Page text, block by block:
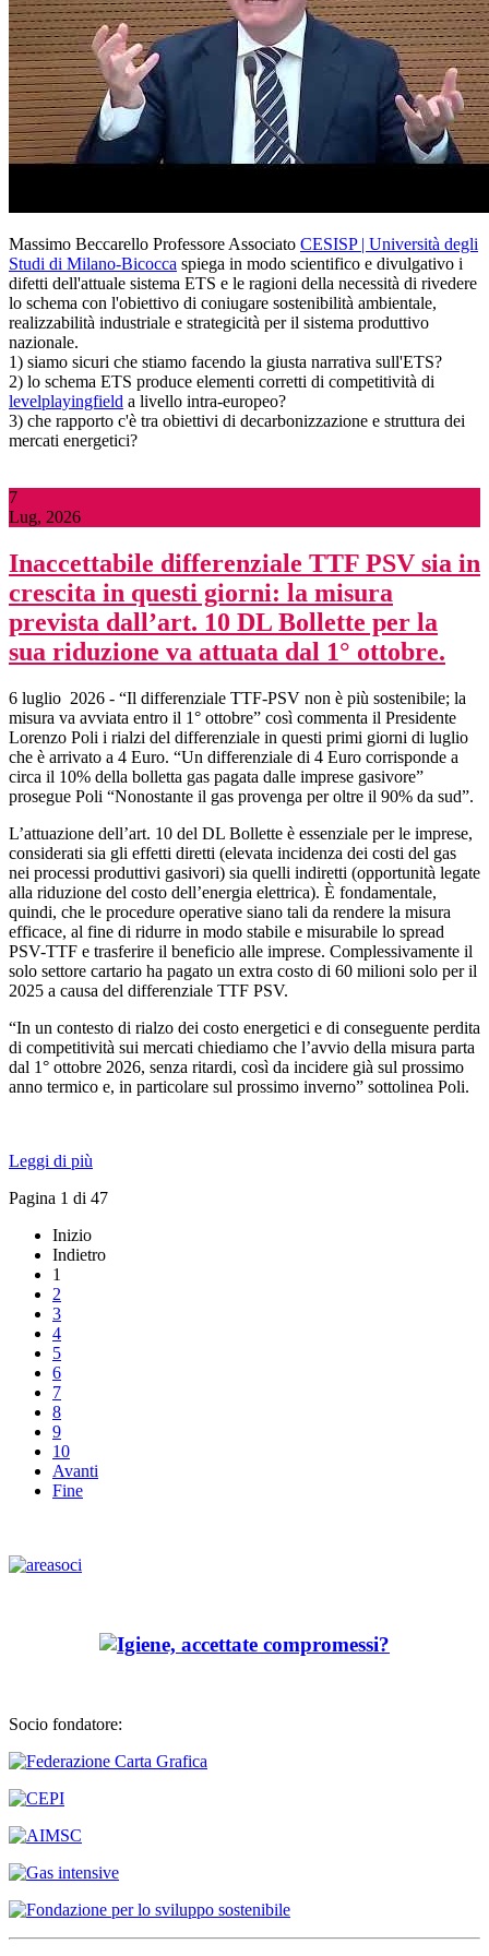
Massimo Beccarello Professore Associato CESISP | Università degli
Studi di Milano-Bicocca spiega in modo scientifico e divulgativo i
difetti dell'attuale sistema ETS e le ragioni della necessità di rivedere
lo schema con l'obiettivo di coniugare sostenibilità ambientale,
realizzabilità industriale e strategicità per il sistema produttivo
nazionale.
1) siamo sicuri che stiamo facendo la giusta narrativa sull'ETS?
2) lo schema ETS produce elementi corretti di competitività di
levelplayingfield a livello intra-europeo?
3) che rapporto c'è tra obiettivi di decarbonizzazione e struttura dei
mercati energetici?
7
Lug, 2026
Inaccettabile differenziale TTF PSV sia in
crescita in questi giorni: la misura
prevista dall’art. 10 DL Bollette per la
sua riduzione va attuata dal 1° ottobre.
6 luglio 2026 - “Il differenziale TTF-PSV non è più sostenibile; la
misura va avviata entro il 1° ottobre” così commenta il Presidente
Lorenzo Poli i rialzi del differenziale in questi primi giorni di luglio
che è arrivato a 4 Euro. “Un differenziale di 4 Euro corrisponde a
circa il 10% della bolletta gas pagata dalle imprese gasivore”
prosegue Poli “Nonostante il gas provenga per oltre il 90% da sud”.
L’attuazione dell’art. 10 del DL Bollette è essenziale per le imprese,
considerati sia gli effetti diretti (elevata incidenza dei costi del gas
nei processi produttivi gasivori) sia quelli indiretti (opportunità legate
alla riduzione del costo dell’energia elettrica). È fondamentale,
quindi, che le procedure operative siano tali da rendere la misura
efficace, al fine di ridurre in modo stabile e misurabile lo spread
PSV-TTF e trasferire il beneficio alle imprese. Complessivamente il
solo settore cartario ha pagato un extra costo di 60 milioni solo per il
2025 a causa del differenziale TTF PSV.
“In un contesto di rialzo dei costo energetici e di conseguente perdita
di competitività sui mercati chiediamo che l’avvio della misura parta
dal 1° ottobre 2026, senza ritardi, così da incidere già sul prossimo
anno termico e, in particolare sul prossimo inverno” sottolinea Poli.
Leggi di più
Pagina 1 di 47
Inizio
Indietro
1
2
3
4
5
6
7
8
9
10
Avanti
Fine
Socio fondatore: